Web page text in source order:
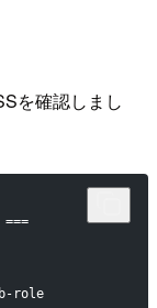
を確認しまし
role